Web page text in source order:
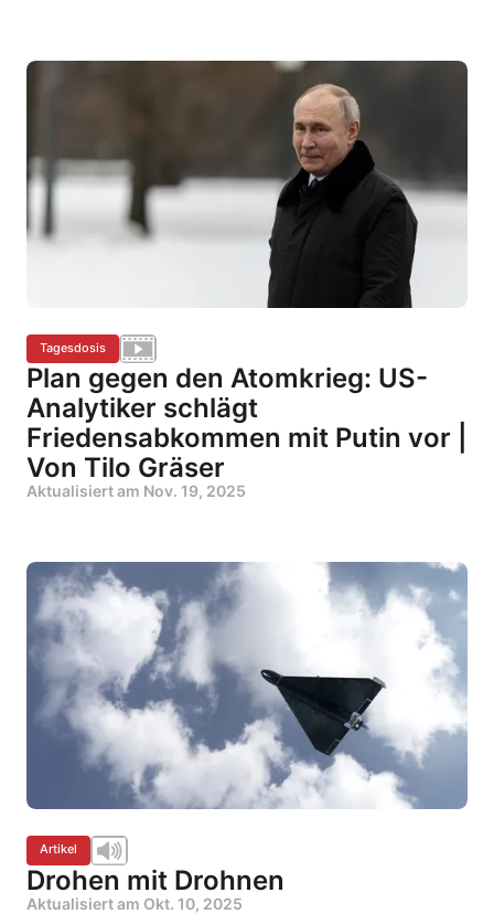
Tagesdosis
Plan gegen den Atomkrieg: US-
Analytiker schlägt
Friedensabkommen mit Putin vor |
Von Tilo Gräser
Aktualisiert am Nov. 19, 2025
Artikel
Drohen mit Drohnen
Aktualisiert am Okt. 10, 2025